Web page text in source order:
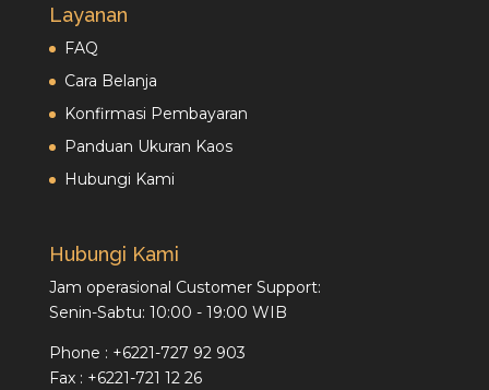
Layanan
FAQ
Cara Belanja
Konfirmasi Pembayaran
Panduan Ukuran Kaos
Hubungi Kami
Hubungi Kami
Jam operasional Customer Support:
Senin-Sabtu: 10:00 - 19:00 WIB
Phone : +6221-727 92 903
Fax : +6221-721 12 26